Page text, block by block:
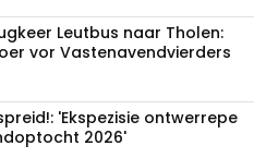
Leutbus naar Tholen:
vor Vastenavendvierders
'Ekspezisie ontwerrepe
2026'